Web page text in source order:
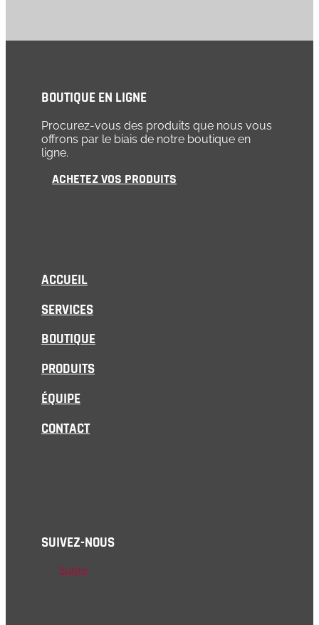
BOUTIQUE EN LIGNE
Procurez-vous des produits que nous vous
offrons par le biais de notre boutique en
ligne.
ACHETEZ VOS PRODUITS
ACCUEIL
SERVICES
BOUTIQUE
PRODUITS
ÉQUIPE
CONTACT
SUIVEZ-NOUS
Suivre